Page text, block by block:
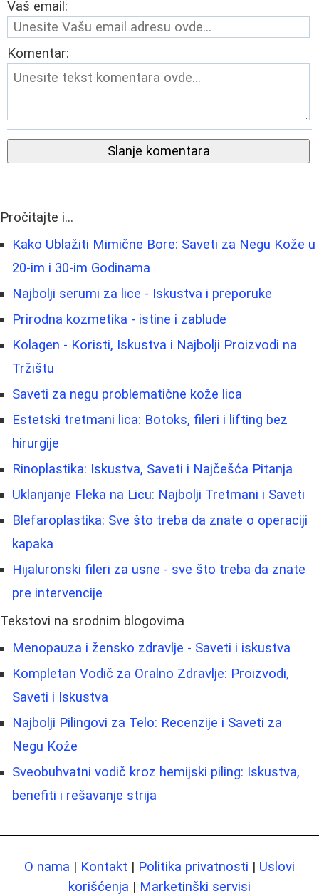
Vaš email:
Komentar:
Slanje komentara
Pročitajte i...
Kako Ublažiti Mimične Bore: Saveti za Negu Kože u
20-im i 30-im Godinama
Najbolji serumi za lice - Iskustva i preporuke
Prirodna kozmetika - istine i zablude
Kolagen - Koristi, Iskustva i Najbolji Proizvodi na
Tržištu
Saveti za negu problematične kože lica
Estetski tretmani lica: Botoks, fileri i lifting bez
hirurgije
Rinoplastika: Iskustva, Saveti i Najčešća Pitanja
Uklanjanje Fleka na Licu: Najbolji Tretmani i Saveti
Blefaroplastika: Sve što treba da znate o operaciji
kapaka
Hijaluronski fileri za usne - sve što treba da znate
pre intervencije
Tekstovi na srodnim blogovima
Menopauza i žensko zdravlje - Saveti i iskustva
Kompletan Vodič za Oralno Zdravlje: Proizvodi,
Saveti i Iskustva
Najbolji Pilingovi za Telo: Recenzije i Saveti za
Negu Kože
Sveobuhvatni vodič kroz hemijski piling: Iskustva,
benefiti i rešavanje strija
O nama | Kontakt | Politika privatnosti | Uslovi
korišćenja | Marketinški servisi